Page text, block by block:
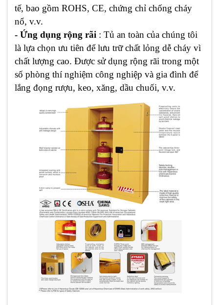
tế, bao gồm ROHS, CE, chứng chỉ chống cháy
nổ, v.v.
- Ứng dụng rộng rãi : Tủ an toàn của chúng tôi
là lựa chọn ưu tiên để lưu trữ chất lỏng dễ cháy vì
chất lượng cao. Được sử dụng rộng rãi trong một
số phòng thí nghiệm công nghiệp và gia đình để
lắng đọng rượu, keo, xăng, dầu chuối, v.v.